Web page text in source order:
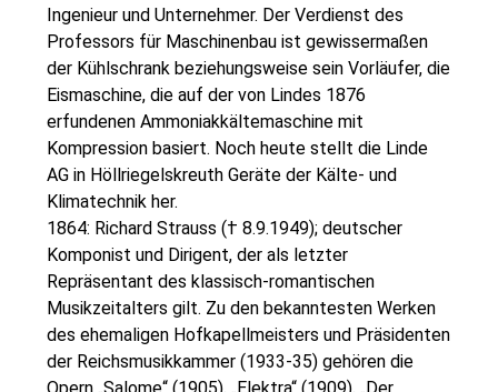
Ingenieur und Unternehmer. Der Verdienst des
Professors für Maschinenbau ist gewissermaßen
der Kühlschrank beziehungsweise sein Vorläufer, die
Eismaschine, die auf der von Lindes 1876
erfundenen Ammoniakkältemaschine mit
Kompression basiert. Noch heute stellt die Linde
AG in Höllriegelskreuth Geräte der Kälte- und
Klimatechnik her.
1864: Richard Strauss († 8.9.1949); deutscher
Komponist und Dirigent, der als letzter
Repräsentant des klassisch-romantischen
Musikzeitalters gilt. Zu den bekanntesten Werken
des ehemaligen Hofkapellmeisters und Präsidenten
der Reichsmusikkammer (1933-35) gehören die